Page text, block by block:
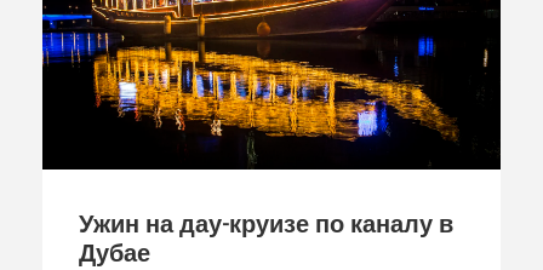
Ужин на дау-круизе по каналу в
Дубае